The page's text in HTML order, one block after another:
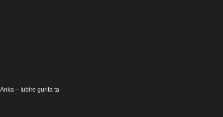
Anka – Iubire gurita ta